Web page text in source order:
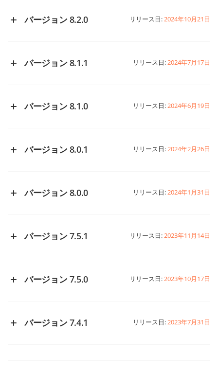
バージョン 8.2.0 リリース日:2024年10月21日
バージョン 8.1.1 リリース日:2024年7月17日
バージョン 8.1.0 リリース日:2024年6月19日
バージョン 8.0.1 リリース日:2024年2月26日
バージョン 8.0.0 リリース日:2024年1月31日
バージョン 7.5.1 リリース日:2023年11月14日
バージョン 7.5.0 リリース日:2023年10月17日
バージョン 7.4.1 リリース日:2023年7月31日